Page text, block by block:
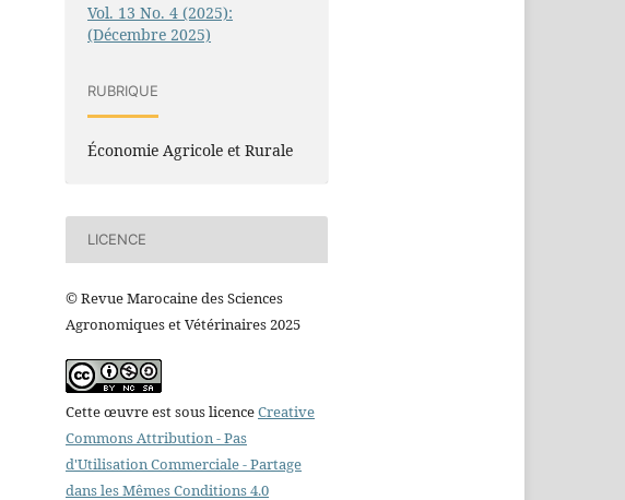
Vol. 13 No. 4 (2025):
(Décembre 2025)
RUBRIQUE
Économie Agricole et Rurale
LICENCE
© Revue Marocaine des Sciences
Agronomiques et Vétérinaires 2025
Cette œuvre est sous licenceCreative
Commons Attribution - Pas
d'Utilisation Commerciale - Partage
dans les Mêmes Conditions 4.0